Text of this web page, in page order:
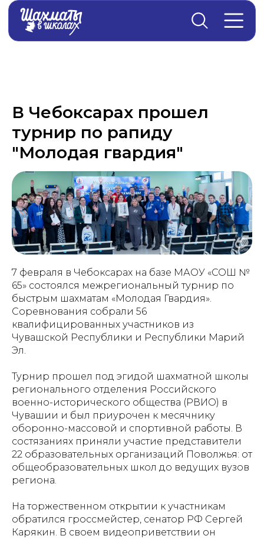
В Чебоксарах прошел
турнир по рапиду
"Молодая гвардия"
7 февраля в Чебоксарах на базе МАОУ «СОШ №
65» состоялся межрегиональный турнир по
быстрым шахматам «Молодая Гвардия».
Соревнования собрали 56
квалифицированных участников из
Чувашской Республики и Республики Марий
Эл.
Турнир прошел под эгидой шахматной школы
регионального отделения Российского
военно-исторического общества (РВИО) в
Чувашии и был приурочен к месячнику
оборонно-массовой и спортивной работы. В
состязаниях приняли участие представители
22 образовательных организаций Поволжья: от
общеобразовательных школ до ведущих вузов
региона.
На торжественном открытии к участникам
обратился гроссмейстер, сенатор РФ Сергей
Карякин. В своем видеоприветствии он